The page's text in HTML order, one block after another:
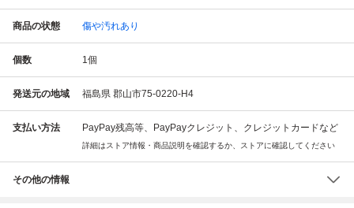
商品の状態 傷や汚れあり
個数 1個
発送元の地域 福島県 郡山市75-0220-H4
支払い方法 PayPay残高等、PayPayクレジット、クレジットカードなど
詳細はストア情報・商品説明を確認するか、ストアに確認してください
その他の情報